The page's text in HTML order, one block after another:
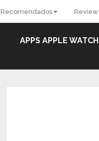
Recomendados Review
APPS APPLE WATCH